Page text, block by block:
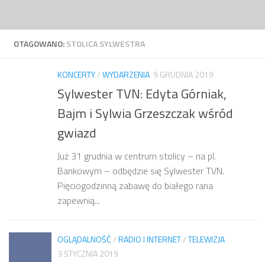
OTAGOWANO:STOLICA SYLWESTRA
KONCERTY/WYDARZENIA 9 GRUDNIA 2019
Sylwester TVN: Edyta Górniak,
Bajm i Sylwia Grzeszczak wśród
gwiazd
Już 31 grudnia w centrum stolicy – na pl.
Bankowym – odbędzie się Sylwester TVN.
Pięciogodzinną zabawę do białego rana
zapewnią...
OGLĄDALNOŚĆ/RADIO I INTERNET/TELEWIZJA
3 STYCZNIA 2019